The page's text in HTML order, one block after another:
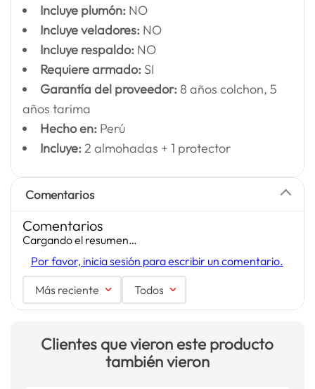
Incluye plumón: NO
Incluye veladores: NO
Incluye respaldo: NO
Requiere armado: SI
Garantía del proveedor: 8 años colchon, 5
años tarima
Hecho en: Perú
Incluye: 2 almohadas + 1 protector
Comentarios
Comentarios
Cargando el resumen…
Por favor, inicia sesión para escribir un comentario.
Más reciente Todos
Clientes que vieron este producto
también vieron